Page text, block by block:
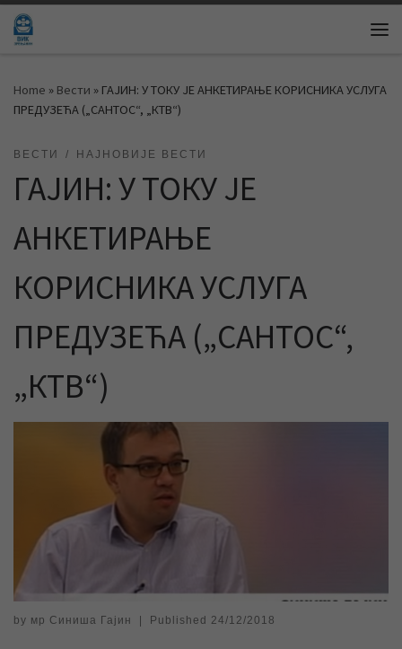
Skip to content
Home » Вести » ГАЈИН: У ТОКУ ЈЕ АНКЕТИРАЊЕ КОРИСНИКА УСЛУГА
ПРЕДУЗЕЋА („САНТОС“, „КТВ“)
ВЕСТИ НАЈНОВИЈЕ ВЕСТИ
ГАЈИН: У ТОКУ ЈЕ
АНКЕТИРАЊЕ
КОРИСНИКА УСЛУГА
ПРЕДУЗЕЋА („САНТОС“,
„КТВ“)
by мр Синиша Гајин Published 24/12/2018